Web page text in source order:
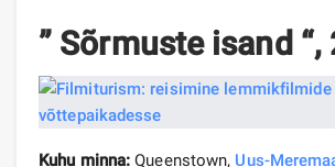
” Sõrmuste isand “,
Kuhu minna: Queenstown, Uus-